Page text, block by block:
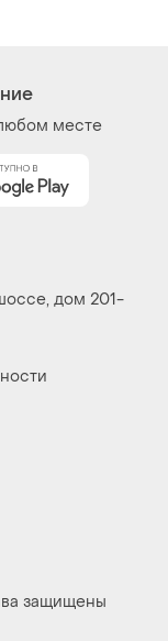
месте
дом 201-
защищены